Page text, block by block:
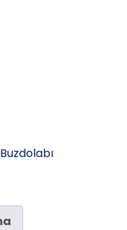
Buzdolabı